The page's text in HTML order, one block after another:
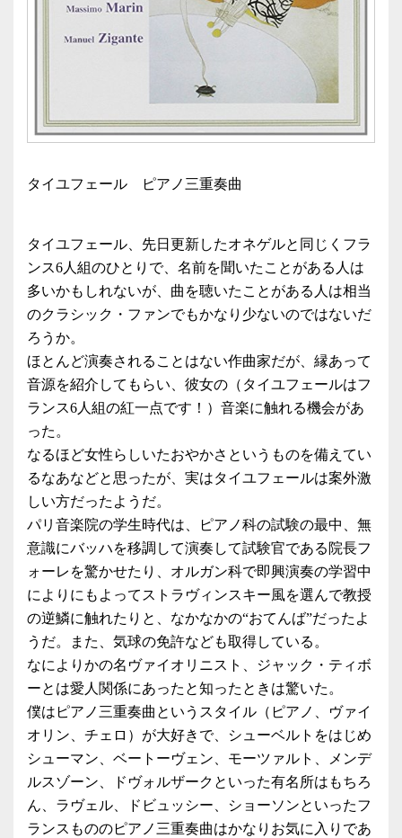
タイユフェール ピアノ三重奏曲
タイユフェール、先日更新したオネゲルと同じくフラ
ンス6人組のひとりで、名前を聞いたことがある人は
多いかもしれないが、曲を聴いたことがある人は相当
のクラシック・ファンでもかなり少ないのではないだ
ろうか。
ほとんど演奏されることはない作曲家だが、縁あって
音源を紹介してもらい、彼女の（タイユフェールはフ
ランス6人組の紅一点です！）音楽に触れる機会があ
った。
なるほど女性らしいたおやかさというものを備えてい
るなあなどと思ったが、実はタイユフェールは案外激
しい方だったようだ。
パリ音楽院の学生時代は、ピアノ科の試験の最中、無
意識にバッハを移調して演奏して試験官である院長フ
ォーレを驚かせたり、オルガン科で即興演奏の学習中
によりにもよってストラヴィンスキー風を選んで教授
の逆鱗に触れたりと、なかなかの“おてんば”だったよ
うだ。また、気球の免許なども取得している。
なによりかの名ヴァイオリニスト、ジャック・ティボ
ーとは愛人関係にあったと知ったときは驚いた。
僕はピアノ三重奏曲というスタイル（ピアノ、ヴァイ
オリン、チェロ）が大好きで、シューベルトをはじめ
シューマン、ベートーヴェン、モーツァルト、メンデ
ルスゾーン、ドヴォルザークといった有名所はもちろ
ん、ラヴェル、ドビュッシー、ショーソンといったフ
ランスもののピアノ三重奏曲はかなりお気に入りであ